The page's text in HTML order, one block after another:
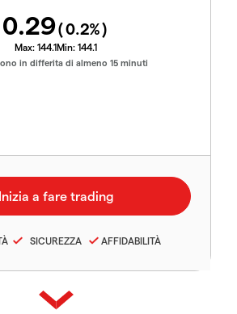
0.29(0.2%)
Max: 144.1Min: 144.1
in differita di almeno 15 minuti
SICUREZZA AFFIDABILITÀ